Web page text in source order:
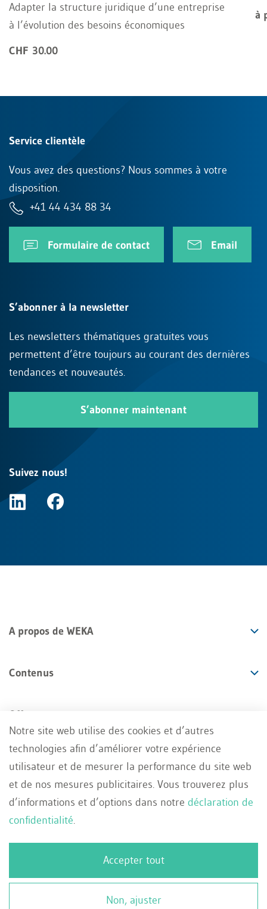
Adapter la structure juridique d’une entreprise
à l’évolution des besoins économiques
CHF 30.00
à
Service clientèle
Vous avez des questions? Nous sommes à votre
disposition.
+41 44 434 88 34
Formulaire de contact Email
S’abonner à la newsletter
Les newsletters thématiques gratuites vous
permettent d’être toujours au courant des dernières
tendances et nouveautés.
S’abonner maintenant
Suivez nous!
A propos de WEKA
Contenus
Offres
Services
Impressum
Conditions générales
Protection des données
Contact
© 2026 WEKA Business Media AG, Zürich
FR
Français
Notre site web utilise des cookies et d’autres
technologies afin d’améliorer votre expérience
utilisateur et de mesurer la performance du site web
et de nos mesures publicitaires. Vous trouverez plus
d’informations et d’options dans notre déclaration de
confidentialité.
Accepter tout
Non, ajuster